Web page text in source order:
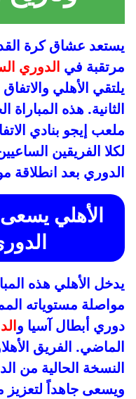
يستعد عشاق كرة
مرتقبة في الدوري
يلتقي الأهلي
الثانية. هذه
ملعب إيجو بنادي
لكلا الفريقين
الدوري بعد انطلاقة
الأهلي
يدخل الأهلي هذه
مواصلة مستوياته
دوري أبطال آسيا و
الماضي. الفريق
النسخة الحالية من
ويسعى جاهداً لتعزيز